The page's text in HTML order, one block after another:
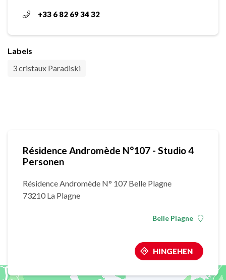
+33 6 82 69 34 32
Labels
3 cristaux Paradiski
Résidence Andromède N°107 - Studio 4
Personen
Résidence Andromède N° 107 Belle Plagne
73210 La Plagne
Belle Plagne
HINGEHEN